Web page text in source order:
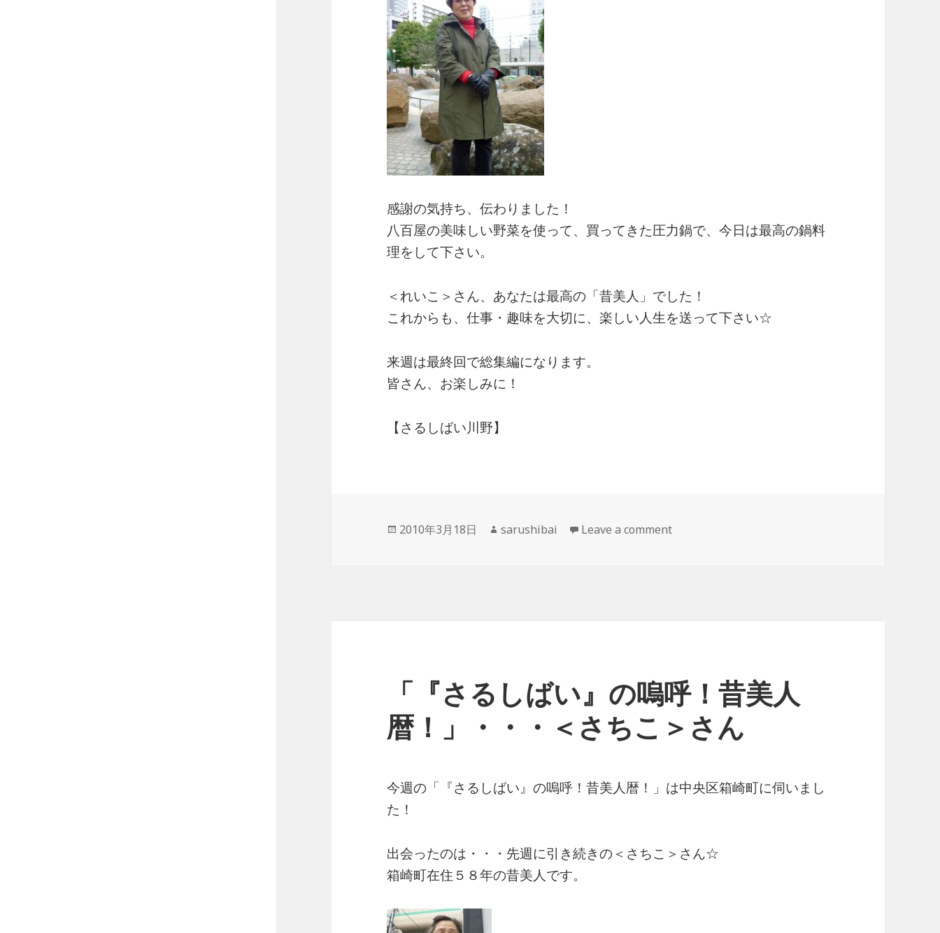
感謝の気持ち、伝わりました！
八百屋の美味しい野菜を使って、買ってきた圧力鍋で、今日は最高の鍋料
理をして下さい。
＜れいこ＞さん、あなたは最高の「昔美人」でした！
これからも、仕事・趣味を大切に、楽しい人生を送って下さい☆
来週は最終回で総集編になります。
皆さん、お楽しみに！
【さるしばい川野】
投
2010年3月18日
作
sarushibai Leave a comment
「『さるしばい』の嗚呼！昔美人
暦！」・・・＜さちこ＞さん
今週の「『さるしばい』の嗚呼！昔美人暦！」は中央区箱崎町に伺いまし
た！
出会ったのは・・・先週に引き続きの＜さちこ＞さん☆
箱崎町在住５８年の昔美人です。